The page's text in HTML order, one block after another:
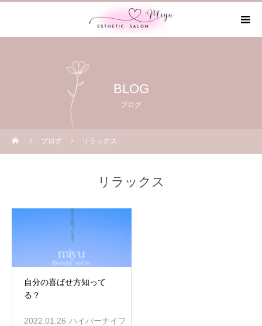
BLOG
ブログ
ブログ リラックス
リラックス
自分の喜ばせ方知って
る？
2022.01.26 ハイパーナイフ